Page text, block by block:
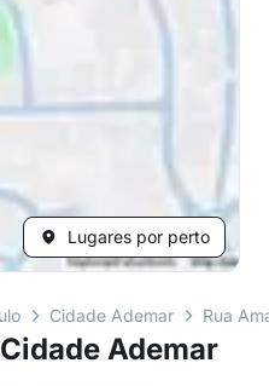
Lugares por perto
Cidade Ademar Rua
Ademar